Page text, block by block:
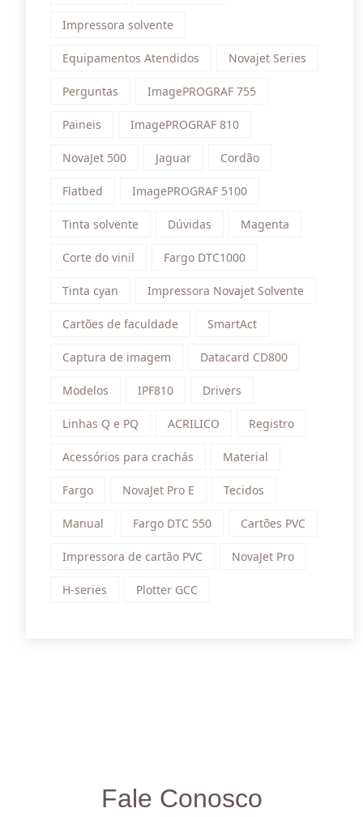
Impressora solvente
Equipamentos Atendidos Novajet Series
Perguntas ImagePROGRAF 755
Paineis ImagePROGRAF 810
NovaJet 500 Jaguar Cordão
Flatbed ImagePROGRAF 5100
Tinta solvente Dúvidas Magenta
Corte do vinil Fargo DTC1000
Tinta cyan Impressora Novajet Solvente
Cartões de faculdade SmartAct
Captura de imagem Datacard CD800
Modelos IPF810 Drivers
Linhas Q e PQ ACRILICO Registro
Acessórios para crachás Material
Fargo NovaJet Pro E Tecidos
Manual Fargo DTC 550 Cartões PVC
Impressora de cartão PVC NovaJet Pro
H-series Plotter GCC
Fale Conosco